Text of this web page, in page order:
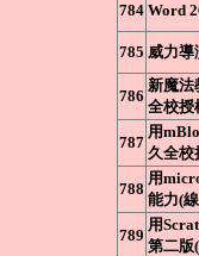
784 Word
785 威力導
786
新魔法
全校授
787
用
久全校
788
用
能力(
789
用
第二版